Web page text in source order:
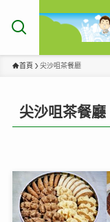
首頁 尖沙咀茶餐廳
尖沙咀茶餐廳